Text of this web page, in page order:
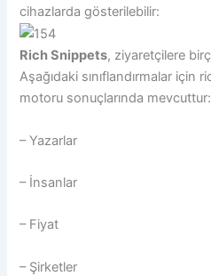
cihazlarda gösterilebilir:
Rich Snippets, ziyaretçilere
Aşağıdaki sınıflandırmalar
motoru sonuçlarında mevcuttur:
– Yazarlar
– İnsanlar
– Fiyat
– Şirketler